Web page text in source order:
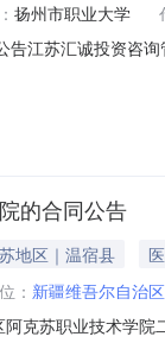
扬州市职业大学
江苏汇诚投资咨
应文件。一、项目
的合同公告
地区｜温宿县
： 新疆维吾尔自治
克苏职业技术学